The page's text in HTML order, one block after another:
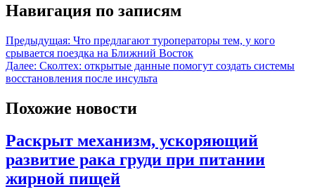
Навигация по записям
Предыдущая: Что предлагают туроператоры тем, у кого
срывается поездка на Ближний Восток
Далее: Сколтех: открытые данные помогут создать системы
восстановления после инсульта
Похожие новости
Раскрыт механизм, ускоряющий
развитие рака груди при питании
жирной пищей